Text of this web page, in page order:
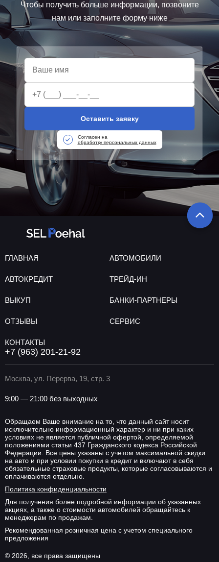
Чтобы получить больше информации, позвоните
нам или заполните форму ниже
Оставить заявку
Согласен на
обработку персональных данных
ГЛАВНАЯ АВТОМОБИЛИ
АВТОКРЕДИТ ТРЕЙД-ИН
ВЫКУП БАНКИ-ПАРТНЕРЫ
ОТЗЫВЫ СЕРВИС
КОНТАКТЫ
+7 (963) 201-21-92
Москва, ул. Перерва, 19, стр. 3
9:00 — 21:00 без выходных
Обращаем Ваше внимание на то, что данный сайт носит
исключительно информационный характер и ни при каких
условиях не является публичной офертой, определяемой
положениями статьи 437 Гражданского кодекса Российской
Федерации. Все цены указаны с учетом максимальной скидки
на авто и при условии покупки в кредит и включают в себя
обязательные страховые продукты, которые согласовываются и
оплачиваются отдельно.
Политика конфиденциальности
Для получения более подробной информации об указанных
акциях, а также о стоимости автомобилей обращайтесь к
менеджерам по продажам.
Рекомендованная розничная цена с учетом специального
предложения
© 2026, все права защищены